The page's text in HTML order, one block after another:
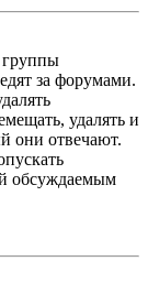
группы
за форумами.
удалять и
они отвечают.
обсуждаемым